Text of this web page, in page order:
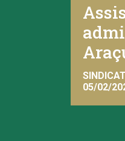
05/02/